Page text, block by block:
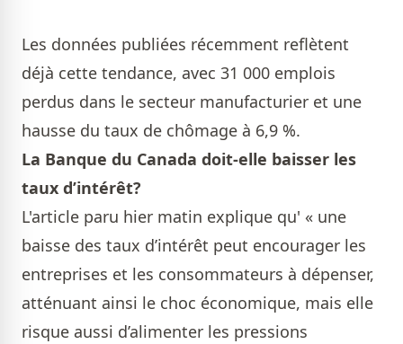
Les données publiées récemment reflètent
déjà cette tendance, avec 31 000 emplois
perdus dans le secteur manufacturier et une
hausse du taux de chômage à 6,9 %.
La Banque du Canada doit-elle baisser les
taux d’intérêt?
L'article paru hier matin explique qu' « une
baisse des taux d’intérêt peut encourager les
entreprises et les consommateurs à dépenser,
atténuant ainsi le choc économique, mais elle
risque aussi d’alimenter les pressions